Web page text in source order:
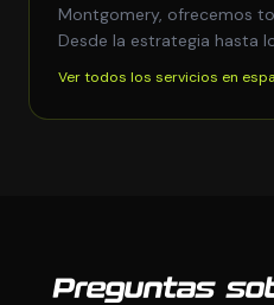
Montgomery, ofrecemos
Desde la estrategia hasta
Ver todos los servicios en
Preguntas